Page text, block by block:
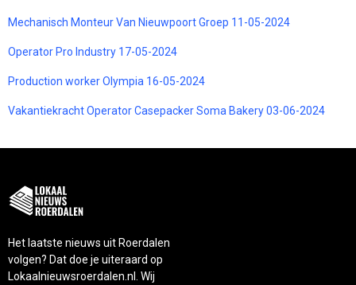
Mechanisch Monteur Van Nieuwpoort Groep 11-05-2024
Operator Pro Industry 17-05-2024
Production worker Olympia 16-05-2024
Vakantiekracht Operator Casepacker Soma Bakery 03-06-2024
Het laatste nieuws uit Roerdalen
volgen? Dat doe je uiteraard op
Lokaalnieuwsroerdalen.nl. Wij